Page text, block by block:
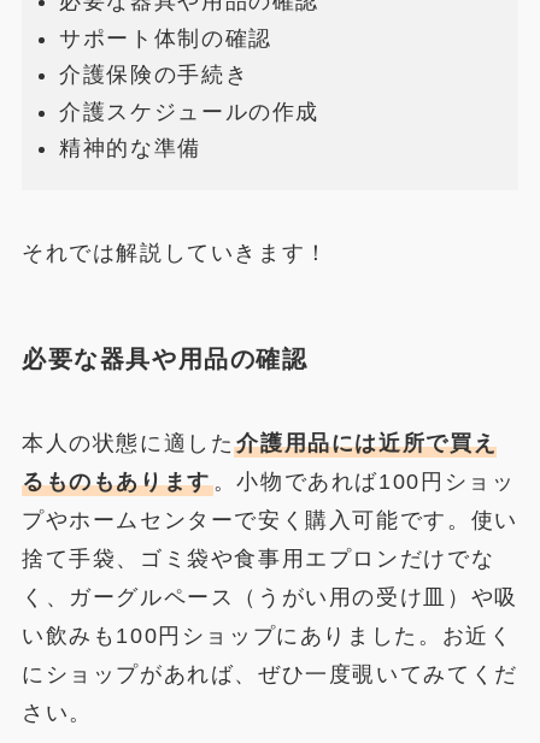
サポート体制の確認
介護保険の手続き
介護スケジュールの作成
精神的な準備
それでは解説していきます！
必要な器具や用品の確認
本人の状態に適した介護用品には近所で買え
るものもあります。小物であれば100円ショッ
プやホームセンターで安く購入可能です。使い
捨て手袋、ゴミ袋や食事用エプロンだけでな
く、ガーグルペース（うがい用の受け皿）や吸
い飲みも100円ショップにありました。お近く
にショップがあれば、ぜひ一度覗いてみてくだ
さい。